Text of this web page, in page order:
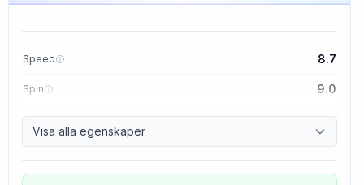
Speed 8.7
Spin 9.0
Control 9.1
Tackiness 3.3
Visa alla egenskaper